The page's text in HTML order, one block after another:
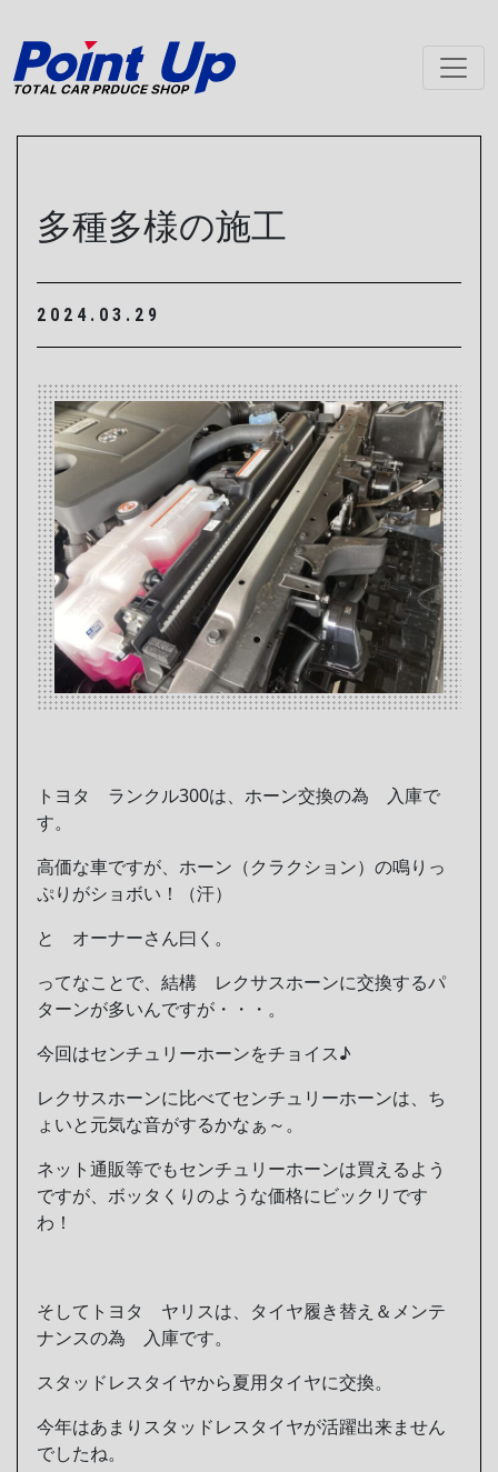
メインナビゲーション
多種多様の施工
2024.03.29
トヨタ ランクル300は、ホーン交換の為 入庫で
す。
高価な車ですが、ホーン（クラクション）の鳴りっ
ぷりがショボい！（汗）
と オーナーさん曰く。
ってなことで、結構 レクサスホーンに交換するパ
ターンが多いんですが・・・。
今回はセンチュリーホーンをチョイス♪
レクサスホーンに比べてセンチュリーホーンは、ち
ょいと元気な音がするかなぁ～。
ネット通販等でもセンチュリーホーンは買えるよう
ですが、ボッタくりのような価格にビックリです
わ！
そしてトヨタ ヤリスは、タイヤ履き替え＆メンテ
ナンスの為 入庫です。
スタッドレスタイヤから夏用タイヤに交換。
今年はあまりスタッドレスタイヤが活躍出来ません
でしたね。